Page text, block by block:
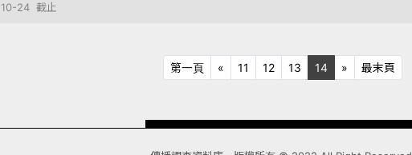
24 截止
第一頁第一頁
« 上十頁
11 12 13 14 » 下十頁
最末頁